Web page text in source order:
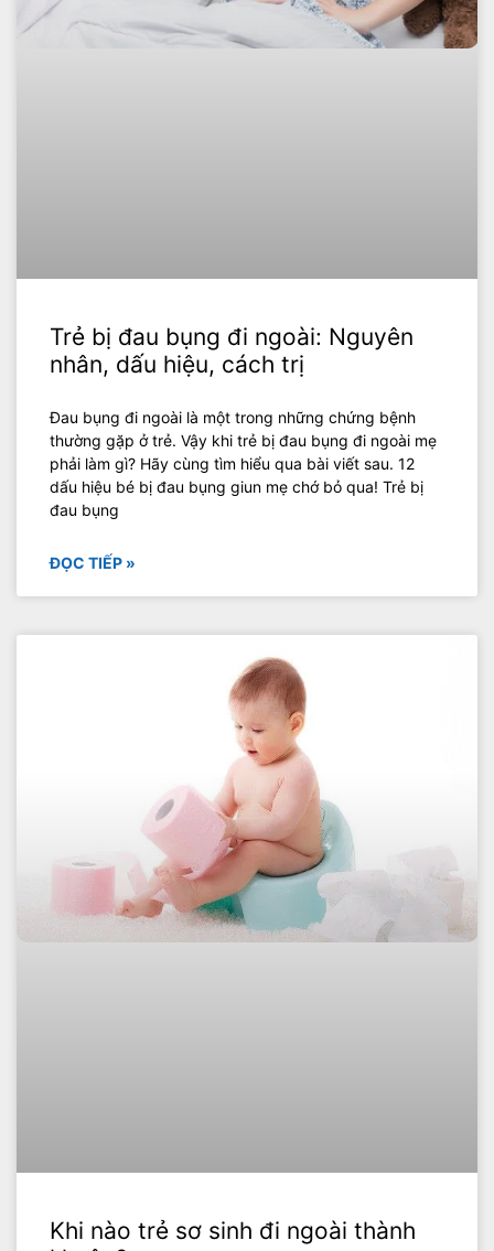
Trẻ bị đau bụng đi ngoài: Nguyên
nhân, dấu hiệu, cách trị
Đau bụng đi ngoài là một trong những chứng bệnh
thường gặp ở trẻ. Vậy khi trẻ bị đau bụng đi ngoài mẹ
phải làm gì? Hãy cùng tìm hiểu qua bài viết sau. 12
dấu hiệu bé bị đau bụng giun mẹ chớ bỏ qua! Trẻ bị
đau bụng
ĐỌC TIẾP »
Khi nào trẻ sơ sinh đi ngoài thành